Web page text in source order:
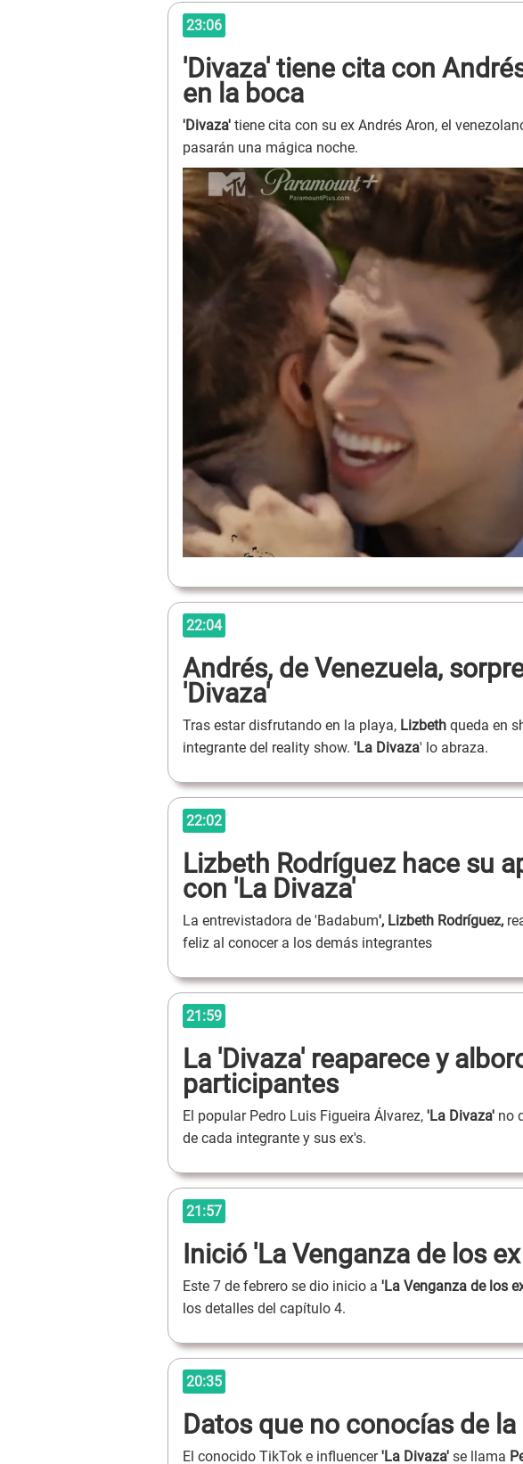
23:06
'Divaza' tiene cita con
en la boca
'Divaza' tiene cita con su ex Andrés Aron, el
pasarán una mágica noche.
22:04
Andrés, de Venezuela,
'Divaza'
Tras estar disfrutando en la playa, Lizbeth queda en
integrante del reality show. 'La Divaza' lo abraza.
22:02
Lizbeth Rodríguez hace su
con 'La Divaza'
La entrevistadora de 'Badabum', Lizbeth Rodríguez,
feliz al conocer a los demás integrantes
21:59
La 'Divaza' reaparece y
participantes
El popular Pedro Luis Figueira Álvarez, 'La Divaza' no
de cada integrante y sus ex's.
21:57
Inició 'La Venganza de los
Este 7 de febrero se dio inicio a 'La Venganza de los
los detalles del capítulo 4.
20:35
Datos que no conocías de la
El conocido TikTok e influencer'La Divaza' se llama